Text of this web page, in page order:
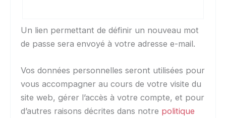
Un lien permettant de définir un nouveau mot
de passe sera envoyé à votre adresse e-mail.
Vos données personnelles seront utilisées pour
vous accompagner au cours de votre visite du
site web, gérer l’accès à votre compte, et pour
d’autres raisons décrites dans notre politique